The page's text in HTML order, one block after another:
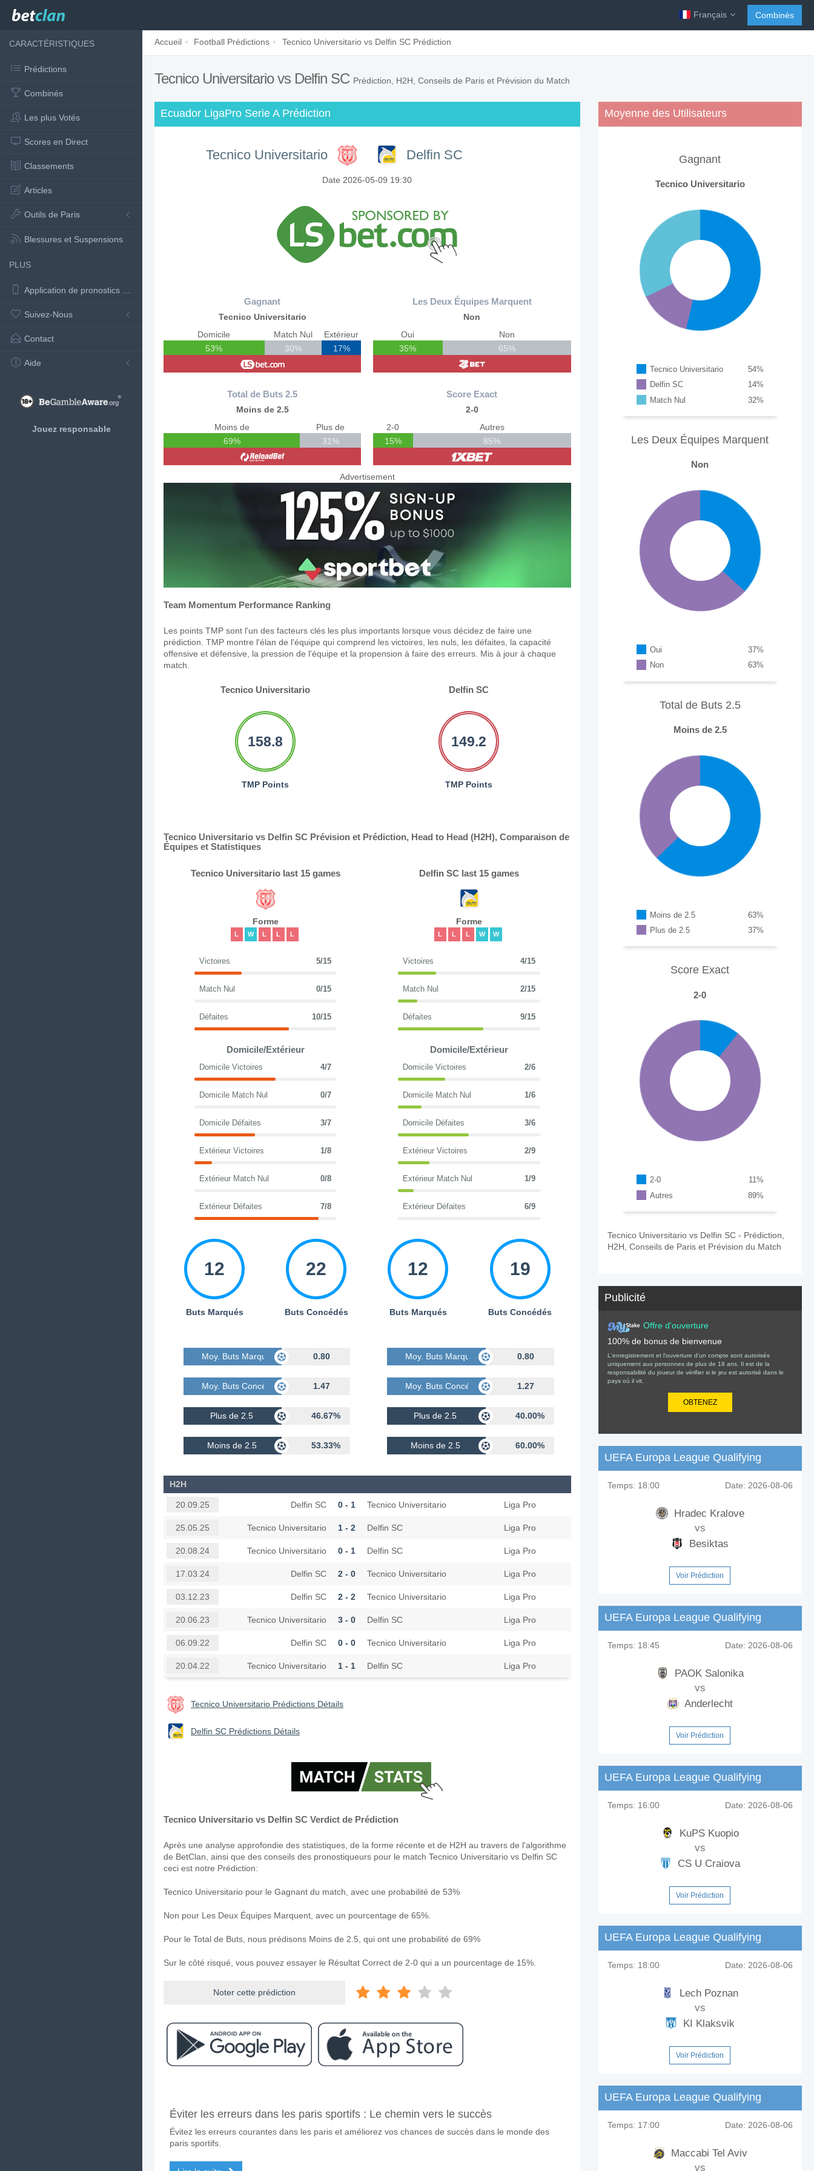
Français Combinés
CARACTÉRISTIQUES
Prédictions
Combinés
Les plus Votés
Scores en Direct
Classements
Articles
Outils de Paris
Blessures et Suspensions
PLUS
Application de pronostics de football
Suivez-Nous
Contact
Aide
Jouez responsable
Accueil Football Prédictions Tecnico Universitario vs Delfin SC Prédiction
Tecnico Universitario vs Delfin SC Prédiction, H2H, Conseils de Paris et Prévision du Match
Ecuador LigaPro Serie A Prédiction
Tecnico Universitario Delfin SC
Date 2026-05-09 19:30
Gagnant
Tecnico Universitario
Domicile
53%
Match Nul
30%
Extérieur
17%
Total de Buts 2.5
Moins de 2.5
Moins de
69%
Plus de
31%
Les Deux Équipes Marquent
Non
Oui
35%
Non
65%
Score Exact
2-0
2-0
15%
Autres
85%
Advertisement
Team Momentum Performance Ranking
Les points TMP sont l'un des facteurs clés les plus importants lorsque vous décidez de faire une
prédiction. TMP montre l'élan de l'équipe qui comprend les victoires, les nuls, les défaites, la capacité
offensive et défensive, la pression de l'équipe et la propension à faire des erreurs. Mis à jour à chaque
match.
Tecnico Universitario Delfin SC
158.8
TMP Points
149.2
TMP Points
Tecnico Universitario vs Delfin SC Prévision et Prédiction, Head to Head (H2H), Comparaison de
Équipes et Statistiques
Tecnico Universitario last 15 games
Forme
L W L L L
Victoires 5/15
Match Nul 0/15
Défaites 10/15
Domicile/Extérieur
Domicile Victoires 4/7
Domicile Match Nul 0/7
Domicile Défaites 3/7
Extérieur Victoires 1/8
Extérieur Match Nul 0/8
Extérieur Défaites 7/8
12
Buts Marqués
22
Buts Concédés
Moy. Buts Marqués 0.80
Moy. Buts Concédés 1.47
Plus de 2.5 46.67%
Moins de 2.5 53.33%
Delfin SC last 15 games
Forme
L L L W W
Victoires 4/15
Match Nul 2/15
Défaites 9/15
Domicile/Extérieur
Domicile Victoires 2/6
Domicile Match Nul 1/6
Domicile Défaites 3/6
Extérieur Victoires 2/9
Extérieur Match Nul 1/9
Extérieur Défaites 6/9
12
Buts Marqués
19
Buts Concédés
Moy. Buts Marqués 0.80
Moy. Buts Concédés 1.27
Plus de 2.5 40.00%
Moins de 2.5 60.00%
H2H
20.09.25 Delfin SC 0 - 1 Tecnico Universitario Liga Pro
25.05.25 Tecnico Universitario 1 - 2 Delfin SC Liga Pro
20.08.24 Tecnico Universitario 0 - 1 Delfin SC Liga Pro
17.03.24 Delfin SC 2 - 0 Tecnico Universitario Liga Pro
03.12.23 Delfin SC 2 - 2 Tecnico Universitario Liga Pro
20.06.23 Tecnico Universitario 3 - 0 Delfin SC Liga Pro
06.09.22 Delfin SC 0 - 0 Tecnico Universitario Liga Pro
20.04.22 Tecnico Universitario 1 - 1 Delfin SC Liga Pro
Tecnico Universitario Prédictions Détails
Delfin SC Prédictions Détails
Tecnico Universitario vs Delfin SC Verdict de Prédiction
Après une analyse approfondie des statistiques, de la forme récente et de H2H au travers de l'algorithme
de BetClan, ainsi que des conseils des pronostiqueurs pour le match Tecnico Universitario vs Delfin SC
ceci est notre Prédiction:
Tecnico Universitario pour le Gagnant du match, avec une probabilité de 53%
Non pour Les Deux Équipes Marquent, avec un pourcentage de 65%.
Pour le Total de Buts, nous prédisons Moins de 2.5, qui ont une probabilité de 69%
Sur le côté risqué, vous pouvez essayer le Résultat Correct de 2-0 qui a un pourcentage de 15%.
Noter cette prédiction
Le match entre Tecnico Universitario v Delfin SC 09 May 2026 19:30.
Quelle est l'équipe favorite pour gagner entre Tecnico Universitario v Delfin SC?
Éviter les erreurs dans les paris sportifs : Le chemin vers le succès
Évitez les erreurs courantes dans les paris et améliorez vos chances de succès dans le monde des
paris sportifs.
Moyenne des Utilisateurs
Gagnant
Tecnico Universitario
Tecnico Universitario %
54
Delfin SC
%
14
Match Nul
%
32
Les Deux Équipes Marquent
Non
Oui %
37
Non
%
63
Total de Buts 2.5
Moins de 2.5
Moins de 2.5 %
63
Plus de 2.5
%
37
Score Exact
2-0
2-0 %
11
Autres
%
89
Tecnico Universitario vs Delfin SC - Prédiction,
H2H, Conseils de Paris et Prévision du Match
Publicité
Offre d'ouverture
100% de bonus de bienvenue
L'enregistrement et l'ouverture d'un compte sont autorisés
uniquement aux personnes de plus de 18 ans. Il est de la
responsabilité du joueur de vérifier si le jeu est autorisé dans le
pays où il vit.
OBTENEZ
UEFA Europa League Qualifying
Temps: 18:00 Date: 2026-08-06
Hradec Kralove
vs
Besiktas
Voir Prédiction
UEFA Europa League Qualifying
Temps: 18:45 Date: 2026-08-06
PAOK Salonika
vs
Anderlecht
Voir Prédiction
UEFA Europa League Qualifying
Temps: 16:00 Date: 2026-08-06
KuPS Kuopio
vs
CS U Craiova
Voir Prédiction
UEFA Europa League Qualifying
Temps: 18:00 Date: 2026-08-06
Lech Poznan
vs
KI Klaksvik
Voir Prédiction
UEFA Europa League Qualifying
Temps: 17:00 Date: 2026-08-06
Maccabi Tel Aviv
vs